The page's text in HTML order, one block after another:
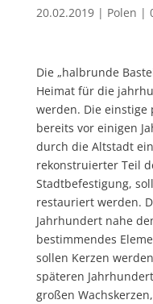
20.02.2019| Polen |
Die „halbrunde
Heimat für die
werden. Die einstige
bereits vor einigen
durch die Altstadt
rekonstruierter Teil
Stadtbefestigung,
restauriert werden.
Jahrhundert nahe
bestimmendes
sollen Kerzen
späteren
großen